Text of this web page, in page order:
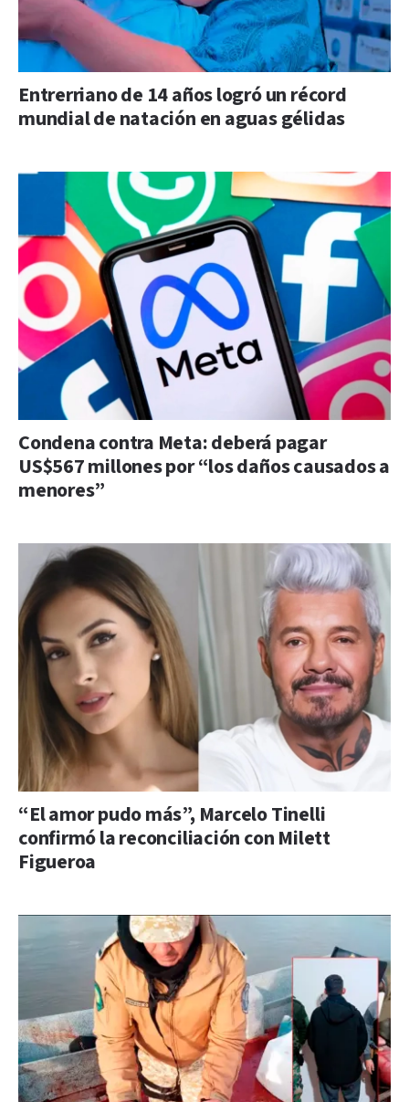
Entrerriano de 14 años logró un récord
mundial de natación en aguas gélidas
Condena contra Meta: deberá pagar
US$567 millones por “los daños causados a
menores”
“El amor pudo más”, Marcelo Tinelli
confirmó la reconciliación con Milett
Figueroa